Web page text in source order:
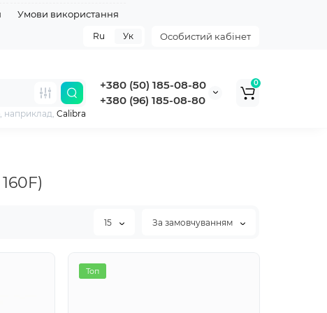
Умови використання
Особистий кабінет
Ru Ук
+380 (50) 185-08-80
+380 (96) 185-08-80
наприклад, Calibra
0
15 За замовчуванням
Топ